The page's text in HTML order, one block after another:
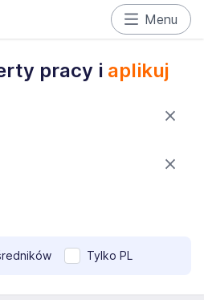
Menu
pracy i aplikuj
Tylko PL